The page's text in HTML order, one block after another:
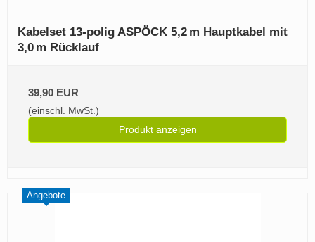
Kabelset 13‑polig ASPÖCK 5,2 m Hauptkabel mit
3,0 m Rücklauf
39,90 EUR
(einschl. MwSt.)
Produkt anzeigen
Angebote